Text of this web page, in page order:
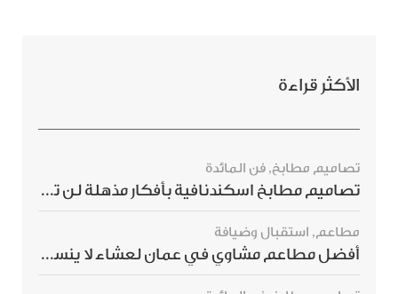
الأكثر قراءة
تصاميم مطابخ, فن المائدة
تصاميم مطابخ اسكندنافية بأفكار مذهلة لن ترغبي بتفويتها
مطاعم, استقبال وضيافة
أفضل مطاعم مشاوي في عمان لعشاء لا ينسى